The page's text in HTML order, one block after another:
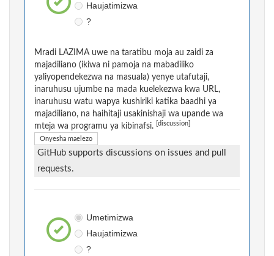
Haujatimizwa
?
Mradi LAZIMA uwe na taratibu moja au zaidi za
majadiliano (ikiwa ni pamoja na mabadiliko
yaliyopendekezwa na masuala) yenye utafutaji,
inaruhusu ujumbe na mada kuelekezwa kwa URL,
inaruhusu watu wapya kushiriki katika baadhi ya
majadiliano, na haihitaji usakinishaji wa upande wa
mteja wa programu ya kibinafsi.
[discussion]
Onyesha maelezo
GitHub supports discussions on issues and pull
requests.
Umetimizwa
Haujatimizwa
?